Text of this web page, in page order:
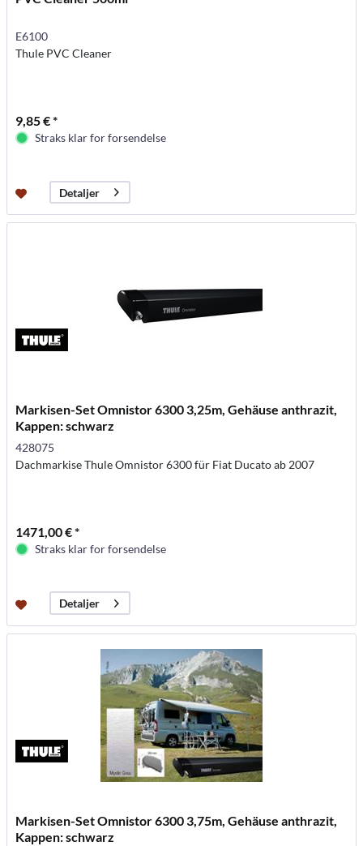
E6100
Thule PVC Cleaner
9,85 € *
Straks klar for forsendelse
Detaljer
Markisen-Set Omnistor 6300 3,25m, Gehäuse anthrazit,
Kappen: schwarz
428075
Dachmarkise Thule Omnistor 6300 für Fiat Ducato ab 2007
1471,00 € *
Straks klar for forsendelse
Detaljer
Markisen-Set Omnistor 6300 3,75m, Gehäuse anthrazit,
Kappen: schwarz